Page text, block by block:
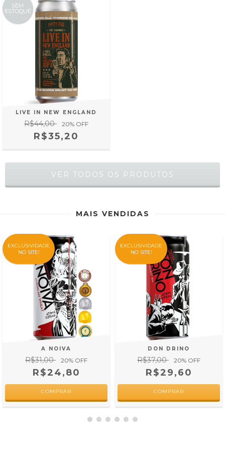
SEM
ESTOQUE
LIVE IN NEW ENGLAND
R$44,00 20% OFF
R$35,20
VER TODOS OS PRODUTOS
MAIS VENDIDAS
EXCLUSIVIDADE
NO SITE!
A NOIVA
R$31,00 20% OFF
R$24,80
EXCLUSIVIDADE
NO SITE!
DON DRINO
R$37,00 20% OFF
R$29,60